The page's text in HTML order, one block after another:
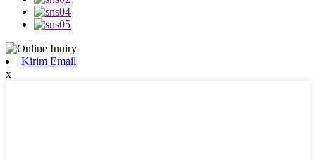
Kirim Email
x